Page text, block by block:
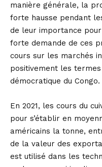
manière générale, la
forte hausse pendant
de leur importance
forte demande de ces
cours sur les marchés
positivement les termes
démocratique du Congo.
En 2021, les cours du
pour s’établir en
américains la tonne,
de la valeur des
est utilisé dans les